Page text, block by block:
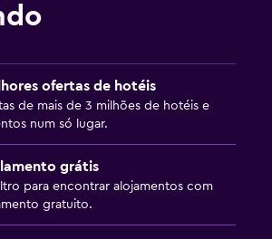
ofertas de hotéis
de mais de 3 milhões de hotéis e
num só lugar.
grátis
para encontrar alojamentos com
gratuito.